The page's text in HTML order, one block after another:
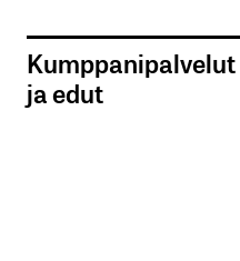
Kumppanipalvelut
ja edut